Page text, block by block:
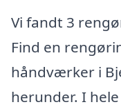
Vi fandt 3
Find en
håndværker i
herunder. I